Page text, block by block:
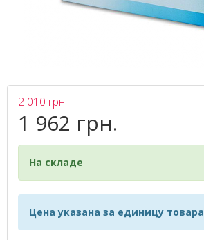
2 010 грн.
1 962 грн.
На складе
Цена указана за единицу товара